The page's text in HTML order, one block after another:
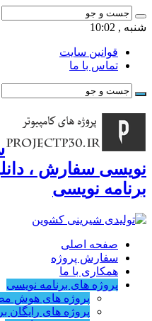
شنبه , 10:02
قوانین سایت
تماس با ما
نویسی سفارش ،
برنامه نویسی
صفحه اصلی
سفارش پروژه
همکاری با ما
پروژه های برنامه نویسی
پروژه های هوش
پروژه های رایگان